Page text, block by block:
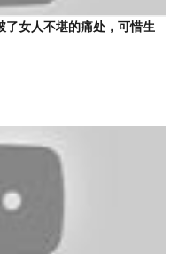
了女人不堪的痛处，可惜生